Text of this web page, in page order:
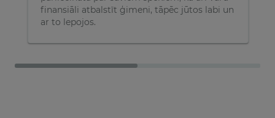
finansiāli atbalstīt ģimeni, tāpēc jūtos labi un
ar to lepojos.